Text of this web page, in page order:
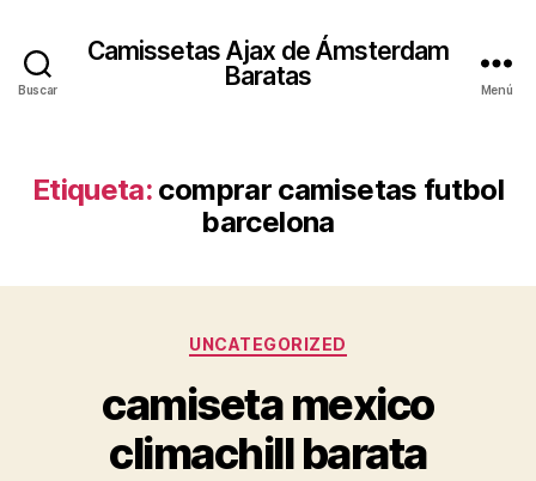
Buscar
Camissetas Ajax de Ámsterdam
Baratas
Menú
Etiqueta: comprar camisetas futbol
barcelona
Categorías
UNCATEGORIZED
camiseta mexico
climachill barata